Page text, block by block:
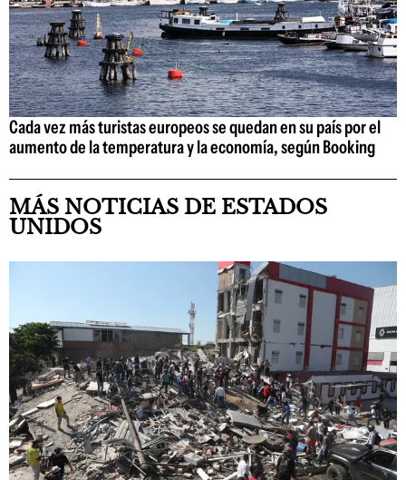
Cada vez más turistas europeos se quedan en su país por el
aumento de la temperatura y la economía, según Booking
MÁS NOTICIAS DE ESTADOS
UNIDOS